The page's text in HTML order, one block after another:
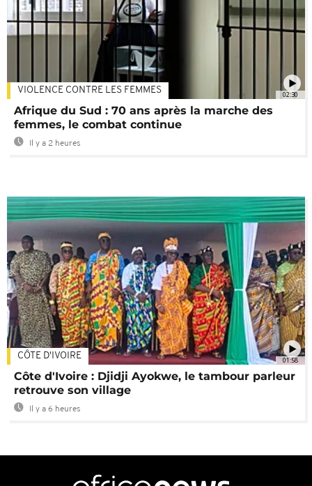
02:30
VIOLENCE CONTRE LES FEMMES
Afrique du Sud : 70 ans après la marche des
femmes, le combat continue
Il y a 2 heures
01:58
CÔTE D'IVOIRE
Côte d'Ivoire : Djidji Ayokwe, le tambour parleur
retrouve son village
Il y a 6 heures